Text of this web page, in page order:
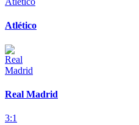
Atlético
Real Madrid
3:1